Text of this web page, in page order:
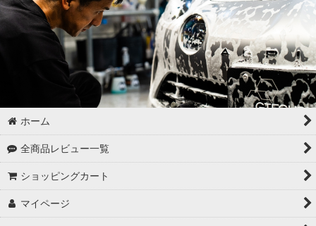
02 -------------------
ボディコーティング（通常カラー）
ボディコーティング（マットカラー）
アルミホイールコーティング（クリアーコートなし アルミ素地
）
アルミホイールコーティング（メッキ・スパッタリング）
アルミホイールコーティング（艶消〜半艶 マットカラー）
ホーム
全商品レビュー一覧
ショッピングカート
マイページ